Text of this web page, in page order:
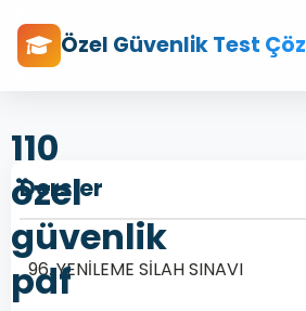
Özel Güvenlik Test Çöz
110
özel
güvenlik
pdf
Dersler
96. YENİLEME SİLAH SINAVI